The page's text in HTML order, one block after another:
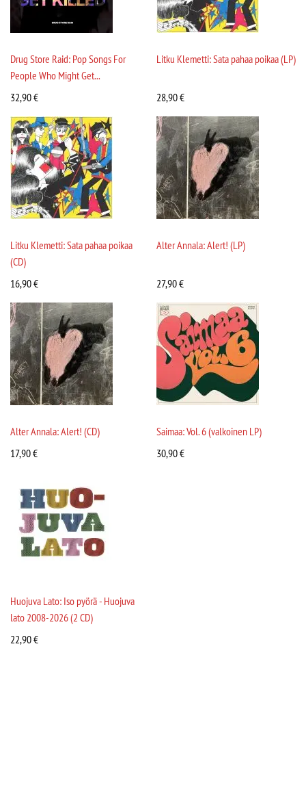
Drug Store Raid: Pop Songs For
People Who Might Get...
32,90€
Litku Klemetti: Sata pahaa poikaa (LP)
28,90€
Litku Klemetti: Sata pahaa poikaa
(CD)
16,90€
Alter Annala: Alert! (LP)
27,90€
Alter Annala: Alert! (CD)
17,90€
Saimaa: Vol. 6 (valkoinen LP)
30,90€
Huojuva Lato: Iso pyörä - Huojuva
lato 2008-2026 (2 CD)
22,90€